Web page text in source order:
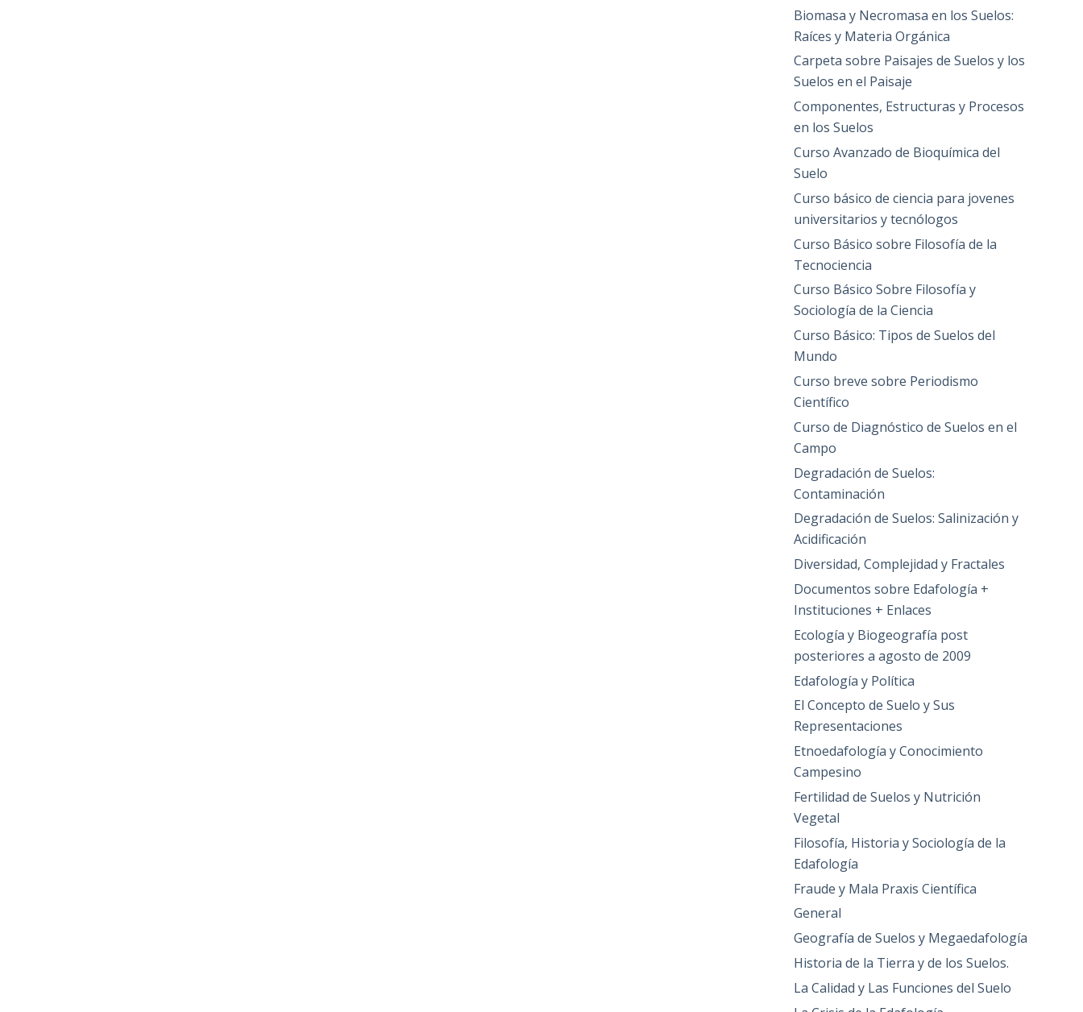
Biomasa y Necromasa en los Suelos:
Raíces y Materia Orgánica
Carpeta sobre Paisajes de Suelos y los
Suelos en el Paisaje
Componentes, Estructuras y Procesos
en los Suelos
Curso Avanzado de Bioquímica del
Suelo
Curso básico de ciencia para jovenes
universitarios y tecnólogos
Curso Básico sobre Filosofía de la
Tecnociencia
Curso Básico Sobre Filosofía y
Sociología de la Ciencia
Curso Básico: Tipos de Suelos del
Mundo
Curso breve sobre Periodismo
Científico
Curso de Diagnóstico de Suelos en el
Campo
Degradación de Suelos:
Contaminación
Degradación de Suelos: Salinización y
Acidificación
Diversidad, Complejidad y Fractales
Documentos sobre Edafología +
Instituciones + Enlaces
Ecología y Biogeografía post
posteriores a agosto de 2009
Edafología y Política
El Concepto de Suelo y Sus
Representaciones
Etnoedafología y Conocimiento
Campesino
Fertilidad de Suelos y Nutrición
Vegetal
Filosofía, Historia y Sociología de la
Edafología
Fraude y Mala Praxis Científica
General
Geografía de Suelos y Megaedafología
Historia de la Tierra y de los Suelos.
La Calidad y Las Funciones del Suelo